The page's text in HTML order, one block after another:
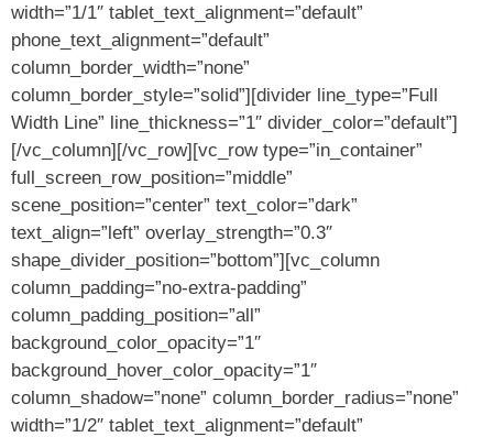
width=”1/1″ tablet_text_alignment=”default”
phone_text_alignment=”default”
column_border_width=”none”
column_border_style=”solid”][divider line_type=”Full
Width Line” line_thickness=”1″ divider_color=”default”]
[/vc_column][/vc_row][vc_row type=”in_container”
full_screen_row_position=”middle”
scene_position=”center” text_color=”dark”
text_align=”left” overlay_strength=”0.3″
shape_divider_position=”bottom”][vc_column
column_padding=”no-extra-padding”
column_padding_position=”all”
background_color_opacity=”1″
background_hover_color_opacity=”1″
column_shadow=”none” column_border_radius=”none”
width=”1/2″ tablet_text_alignment=”default”